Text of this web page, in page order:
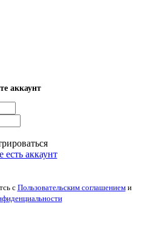
аккаунт
аккаунт
с Пользовательским соглашениеми